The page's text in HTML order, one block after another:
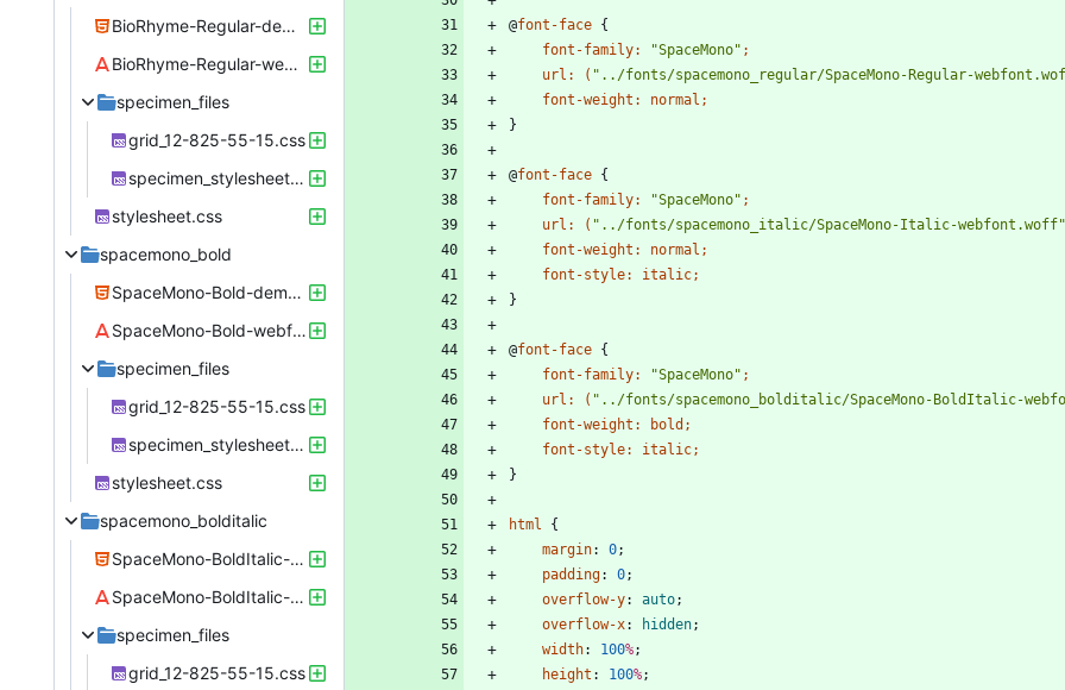
BioRhyme-Regular-demo.html
BioRhyme-Regular-webfont.woff
specimen_files
grid_12-825-55-15.css
specimen_stylesheet.css
stylesheet.css
spacemono_bold
SpaceMono-Bold-demo.html
SpaceMono-Bold-webfont.woff
specimen_files
grid_12-825-55-15.css
specimen_stylesheet.css
stylesheet.css
spacemono_bolditalic
SpaceMono-BoldItalic-demo.html
SpaceMono-BoldItalic-webfont.woff
specimen_files
grid_12-825-55-15.css
@font-face {
font-family: "SpaceMono" ;
url : ( "../fonts/spacemono_regular/SpaceMono-Regular-
font-weight : normal ;
}
@font-face {
font-family: "SpaceMono" ;
url : ( "../fonts/spacemono_italic/SpaceMono-Italic-webfont.woff"
font-weight : normal ;
font-style: italic;
}
@font-face {
font-family: "SpaceMono" ;
url : ( "../fonts/spacemono_bolditalic/SpaceMono-BoldItalic-
font-weight : bold ;
font-style: italic;
}
html
{
margin: 0;
padding: 0;
overflow-y: auto;
overflow-x: hidden;
width: 100%;
height : 100%;